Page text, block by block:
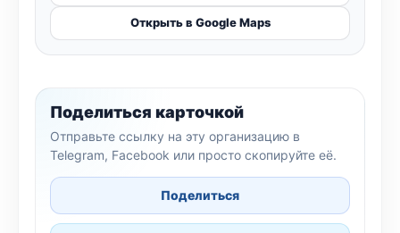
Открыть в Google Maps
Поделиться карточкой
Отправьте ссылку на эту организацию в
Telegram, Facebook или просто скопируйте её.
Поделиться